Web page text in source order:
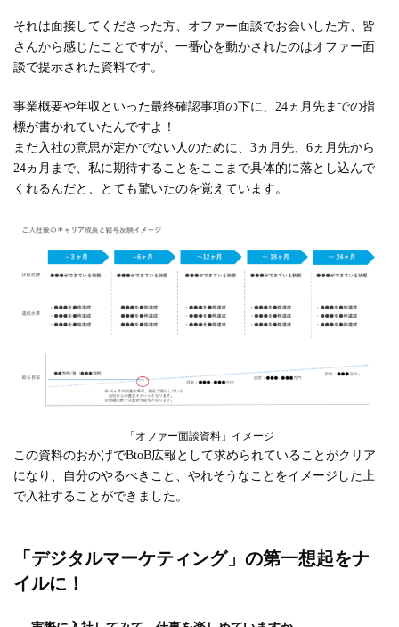
それは面接してくださった方、オファー面談でお会いした方、皆
さんから感じたことですが、一番心を動かされたのはオファー面
談で提示された資料です。
事業概要や年収といった最終確認事項の下に、24ヵ月先までの指
標が書かれていたんですよ！
まだ入社の意思が定かでない人のために、3ヵ月先、6ヵ月先から
24ヵ月まで、私に期待することをここまで具体的に落とし込んで
くれるんだと、とても驚いたのを覚えています。
「オファー面談資料」イメージ
この資料のおかげでBtoB広報として求められていることがクリア
になり、自分のやるべきこと、やれそうなことをイメージした上
で入社することができました。
「デジタルマーケティング」の第一想起をナ
イルに！